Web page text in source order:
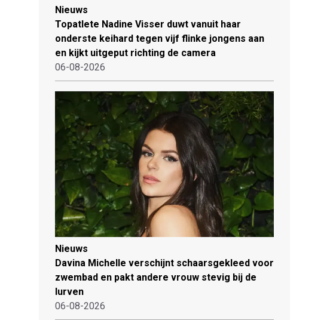
Nieuws
Topatlete Nadine Visser duwt vanuit haar
onderste keihard tegen vijf flinke jongens aan
en kijkt uitgeput richting de camera
06-08-2026
Nieuws
Davina Michelle verschijnt schaarsgekleed voor
zwembad en pakt andere vrouw stevig bij de
lurven
06-08-2026